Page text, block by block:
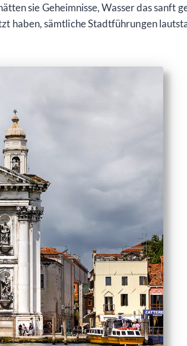
sie Geheimnisse, Wasser das sanft
haben, sämtliche Stadtführungen